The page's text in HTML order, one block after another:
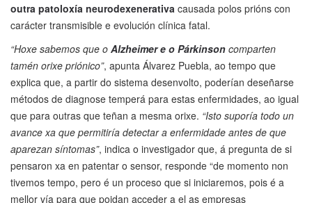
outra patoloxía neurodexenerativa causada polos prións con
carácter transmisible e evolución clínica fatal.
“Hoxe sabemos que o Alzheimer e o Párkinson comparten
tamén orixe priónico”, apunta Álvarez Puebla, ao tempo que
explica que, a partir do sistema desenvolto, poderían deseñarse
métodos de diagnose temperá para estas enfermidades, ao igual
que para outras que teñan a mesma orixe. “Isto suporía todo un
avance xa que permitiría detectar a enfermidade antes de que
aparezan síntomas”, indica o investigador que, á pregunta de si
pensaron xa en patentar o sensor, responde “de momento non
tivemos tempo, pero é un proceso que si iniciaremos, pois é a
mellor vía para que poidan acceder a el as empresas